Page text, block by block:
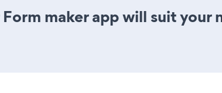
maker app will suit your